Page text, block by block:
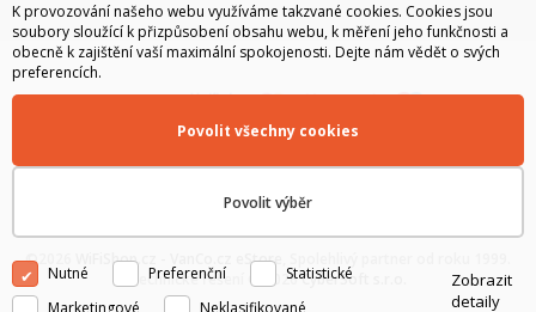
©2026 WiFiShop.cz - VanCo.cz eStore
Technické řešení © 2026CyberSoft s.r.o.
K provozování našeho webu využíváme takzvané cookies. Cookies jsou
soubory sloužící k přizpůsobení obsahu webu, k měření jeho funkčnosti a
obecně k zajištění vaší maximální spokojenosti. Dejte nám vědět o svých
preferencích.
Povolit výběr
Povolit všechny cookies
Nutné Preferenční
Statistické
Marketingové
Neklasifikované
Zobrazit
detaily